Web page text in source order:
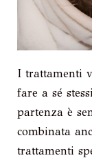
I trattamenti
fare a sé
partenza è
combinata
trattamenti